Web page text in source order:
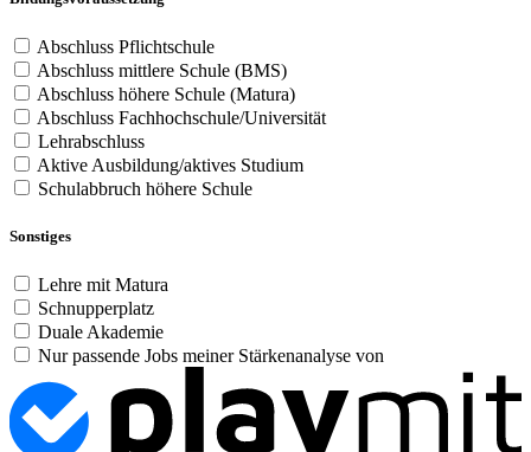
Abschluss Pflichtschule
Abschluss mittlere Schule (BMS)
Abschluss höhere Schule (Matura)
Abschluss Fachhochschule/Universität
Lehrabschluss
Aktive Ausbildung/aktives Studium
Schulabbruch höhere Schule
Sonstiges
Lehre mit Matura
Schnupperplatz
Duale Akademie
Nur passende Jobs meiner Stärkenanalyse von